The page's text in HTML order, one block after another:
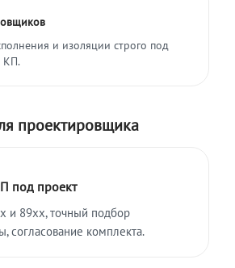
и изоляции строго под
КП.
проектировщика
под проект
и 89xx, точный подбор
согласование комплекта.